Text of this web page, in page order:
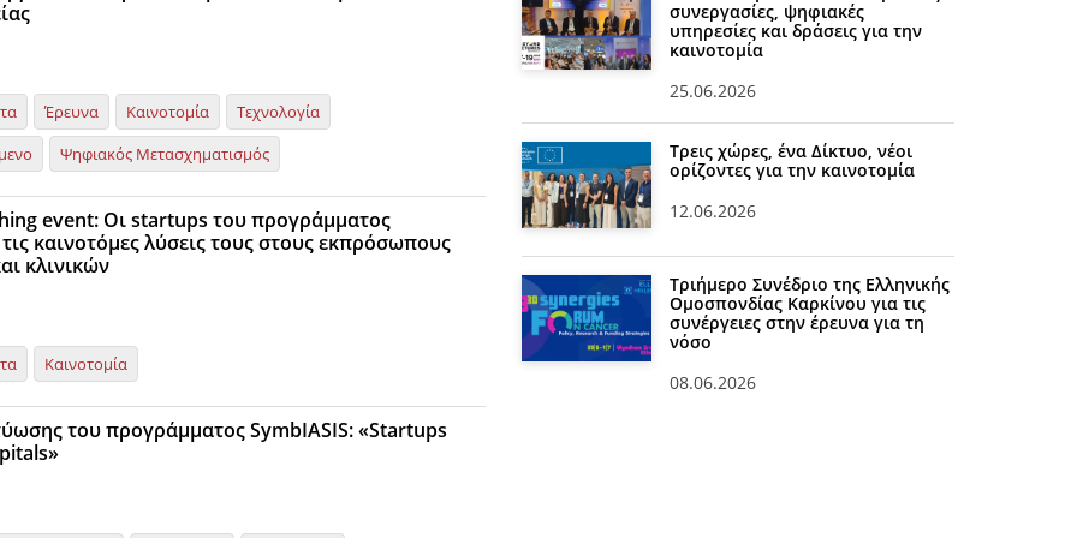
Έρευνα Καινοτομία
Τεχνολογία
Ψηφιακός Μετασχηματισμός
event: Οι startups του προγράμματος
καινοτόμες λύσεις τους στους εκπρόσωπους
κλινικών
Καινοτομία
του προγράμματος SymbIASIS: «Startups
συνεργασίες, ψηφιακές
υπηρεσίες και δράσεις για την
καινοτομία
25.06.2026
Τρεις χώρες, ένα Δίκτυο, νέοι
ορίζοντες για την καινοτομία
12.06.2026
Τριήμερο Συνέδριο της Ελληνικής
Ομοσπονδίας Καρκίνου για τις
συνέργειες στην έρευνα για τη
νόσο
08.06.2026